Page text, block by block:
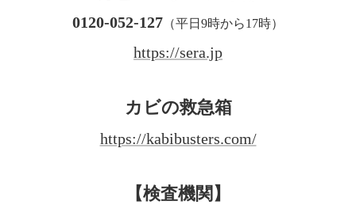
0120-052-127 （平日9時から17時）
https://sera.jp
カビの救急箱
https://kabibusters.com/
【検査機関】